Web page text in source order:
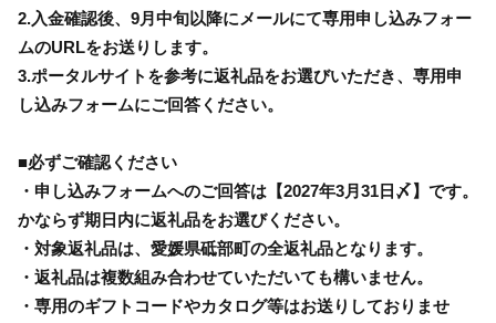
2.入金確認後、9月中旬以降にメールにて専用申し込みフォー
ムのURLをお送りします。
3.ポータルサイトを参考に返礼品をお選びいただき、専用申
し込みフォームにご回答ください。
■必ずご確認ください
・申し込みフォームへのご回答は【2027年3月31日〆】です。
かならず期日内に返礼品をお選びください。
・対象返礼品は、愛媛県砥部町の全返礼品となります。
・返礼品は複数組み合わせていただいても構いません。
・専用のギフトコードやカタログ等はお送りしておりませ